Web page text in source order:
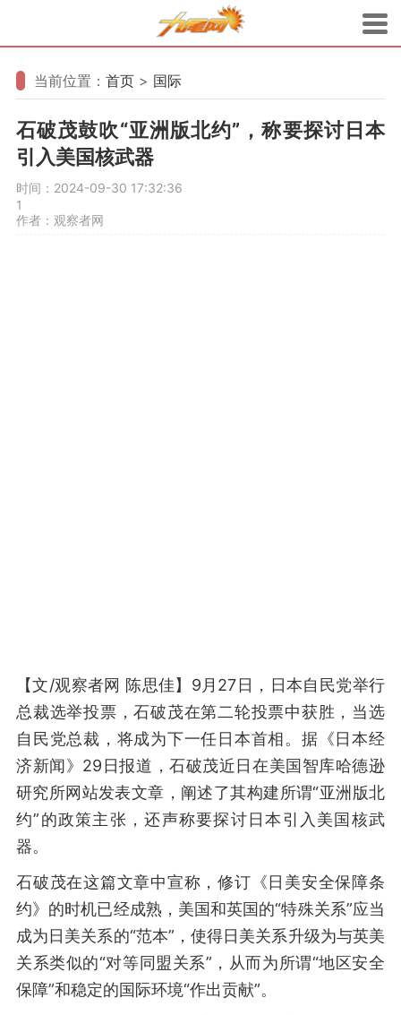
当前位置： 首页 > 国际
石破茂鼓吹“亚洲版北约”，称要探讨日本
引入美国核武器
时间：2024-09-30 17:32:36
1
作者：观察者网
【文/观察者网 陈思佳】9月27日，日本自民党举行
总裁选举投票，石破茂在第二轮投票中获胜，当选
自民党总裁，将成为下一任日本首相。据《日本经
济新闻》29日报道，石破茂近日在美国智库哈德逊
研究所网站发表文章，阐述了其构建所谓“亚洲版北
约”的政策主张，还声称要探讨日本引入美国核武
器。
石破茂在这篇文章中宣称，修订《日美安全保障条
约》的时机已经成熟，美国和英国的“特殊关系”应当
成为日美关系的“范本”，使得日美关系升级为与英美
关系类似的“对等同盟关系”，从而为所谓“地区安全
保障”和稳定的国际环境“作出贡献”。